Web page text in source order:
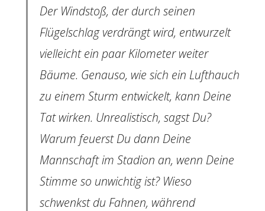
Der Windstoß, der durch seinen
Flügelschlag verdrängt wird, entwurzelt
vielleicht ein paar Kilometer weiter
Bäume. Genauso, wie sich ein Lufthauch
zu einem Sturm entwickelt, kann Deine
Tat wirken. Unrealistisch, sagst Du?
Warum feuerst Du dann Deine
Mannschaft im Stadion an, wenn Deine
Stimme so unwichtig ist? Wieso
schwenkst du Fahnen, während